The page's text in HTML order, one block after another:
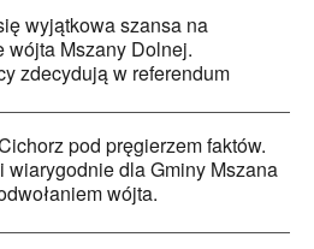
wyjątkowa szansa na
wójta Mszany Dolnej.
zdecydują w referendum
pod pręgierzem faktów.
wiarygodnie dla Gminy Mszana
wójta.